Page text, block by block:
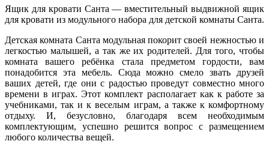
Ящик для кровати Санта — вместительный выдвижной ящик
для кровати из модульного набора для детской комнаты Санта.
Детская комната Санта модульная покорит своей нежностью и
легкостью малышей, а так же их родителей. Для того, чтобы
комната вашего ребёнка стала предметом гордости, вам
понадобится эта мебель. Сюда можно смело звать друзей
ваших детей, где они с радостью проведут совместно много
времени в играх. Этот комплект располагает как к работе за
учебниками, так и к веселым играм, а также к комфортному
отдыху. И, безусловно, благодаря всем необходимым
комплектующим, успешно решится вопрос с размещением
любого количества вещей.